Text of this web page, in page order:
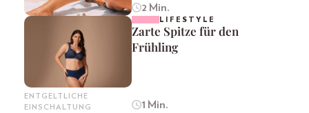
2 Min.
ENTGELTLICHE
EINSCHALTUNG
LIFESTYLE
Zarte Spitze für den
Frühling
1 Min.